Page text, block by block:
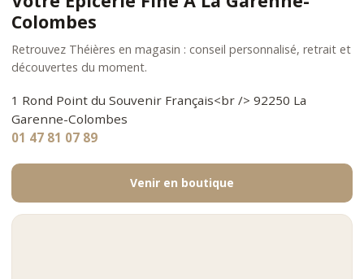
Colombes
Retrouvez Théières en magasin : conseil personnalisé, retrait et
découvertes du moment.
1 Rond Point du Souvenir Français<br /> 92250 La
Garenne-Colombes
01 47 81 07 89
Venir en boutique